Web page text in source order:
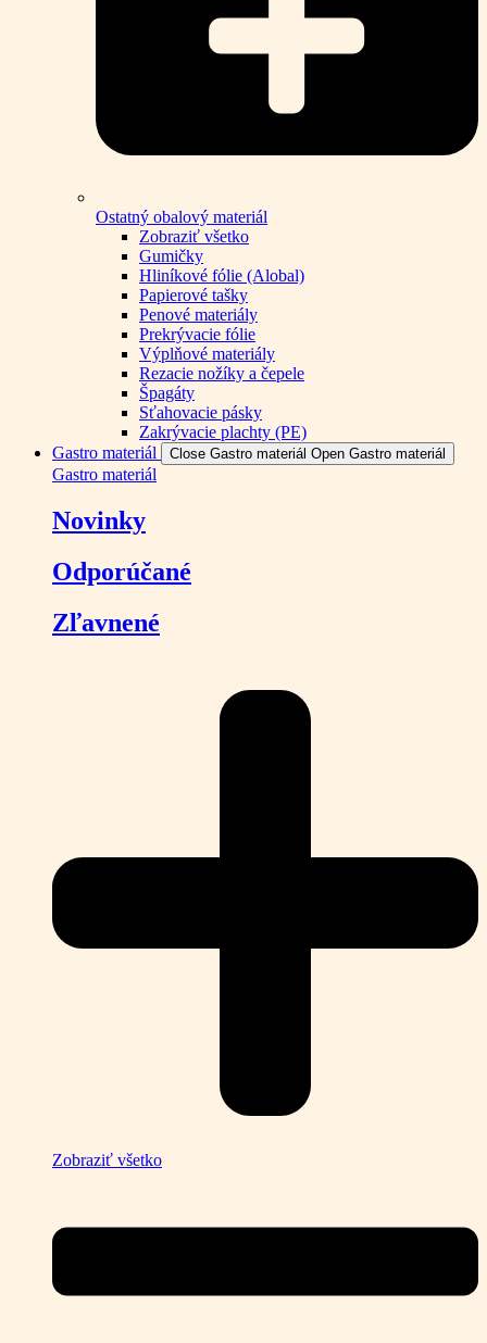
Ostatný obalový materiál
Zobraziť všetko
Gumičky
Hliníkové fólie (Alobal)
Papierové tašky
Penové materiály
Prekrývacie fólie
Výplňové materiály
Rezacie nožíky a čepele
Špagáty
Sťahovacie pásky
Zakrývacie plachty (PE)
Gastro materiál
Close Gastro materiál Open Gastro materiál
Gastro materiál
Novinky
Odporúčané
Zľavnené
Zobraziť všetko